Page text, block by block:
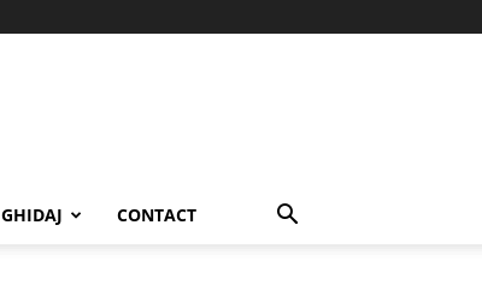
GHIDAJ CONTACT